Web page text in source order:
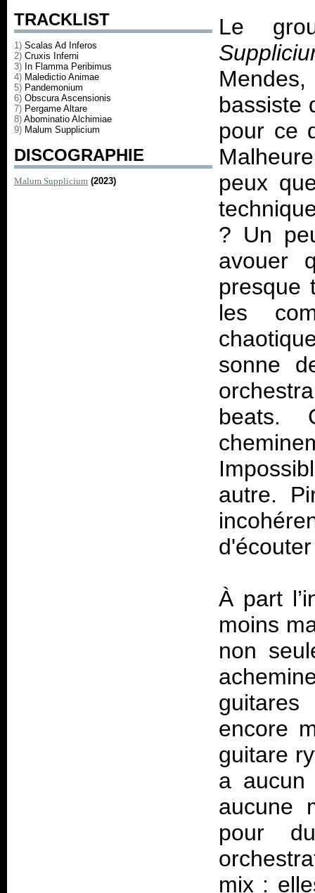
TRACKLIST
1) Scalas Ad Inferos
2) Cruxis Inferni
3) In Flamma Peribimus
4) Maledictio Animae
5) Pandemonium
6) Obscura Ascensionis
7) Pergame Altare
8) Abominatio Alchimiae
9) Malum Supplicium
DISCOGRAPHIE
Malum Supplicium (2023)
Le
bassiste
pour ce
peux
? Un
avouer
presque
les
sonne
beats.
autre.
À part
moins
non
encore
guitare
a aucun
aucune
pour
mix :